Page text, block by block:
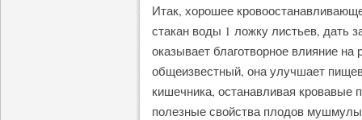
Итак, хорошее
стакан воды 1 ложку листьев, дать
оказывает благотворное влияние
общеизвестный, она улучшает
кишечника, останавливая кровавые
полезные свойства плодов